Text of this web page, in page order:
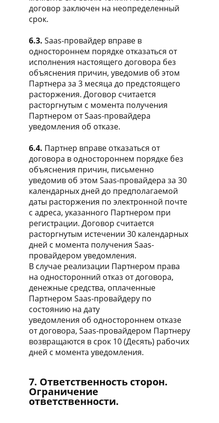
договор заключен на неопределенный
срок.
6.3. Saas-провайдер вправе в
одностороннем порядке отказаться от
исполнения настоящего договора без
объяснения причин, уведомив об этом
Партнера за 3 месяца до предстоящего
расторжения. Договор считается
расторгнутым с момента получения
Партнером от Saas-провайдера
уведомления об отказе.
6.4. Партнер вправе отказаться от
договора в одностороннем порядке без
объяснения причин, письменно
уведомив об этом Saas-провайдера за 30
календарных дней до предполагаемой
даты расторжения по электронной почте
с адреса, указанного Партнером при
регистрации. Договор считается
расторгнутым истечении 30 календарных
дней с момента получения Saas-
провайдером уведомления.
В случае реализации Партнером права
на односторонний отказ от договора,
денежные средства, оплаченные
Партнером Saas-провайдеру по
состоянию на дату
уведомления об одностороннем отказе
от договора, Saas-провайдером Партнеру
возвращаются в срок 10 (Десять) рабочих
дней с момента уведомления.
7. Ответственность сторон.
Ограничение
ответственности.